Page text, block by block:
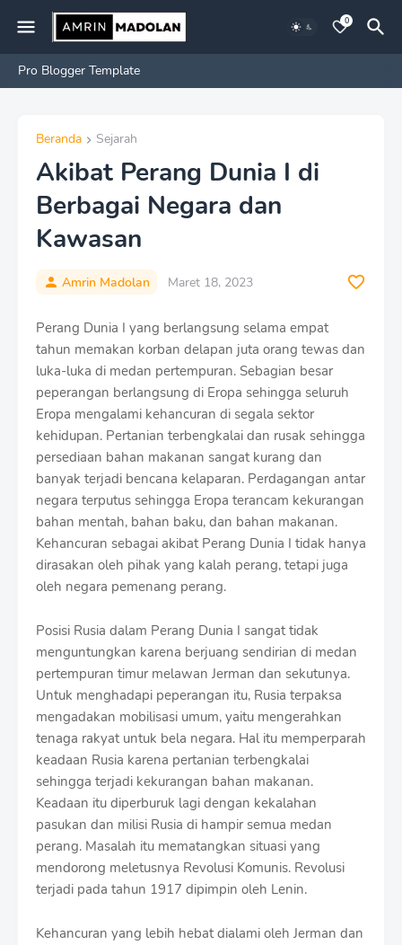
0
Pro Blogger Template
Beranda Sejarah
Akibat Perang Dunia I di
Berbagai Negara dan
Kawasan
Amrin Madolan Maret 18, 2023
Perang Dunia I yang berlangsung selama empat
tahun memakan korban delapan juta orang tewas dan
luka-luka di medan pertempuran. Sebagian besar
peperangan berlangsung di Eropa sehingga seluruh
Eropa mengalami kehancuran di segala sektor
kehidupan. Pertanian terbengkalai dan rusak sehingga
persediaan bahan makanan sangat kurang dan
banyak terjadi bencana kelaparan. Perdagangan antar
negara terputus sehingga Eropa terancam kekurangan
bahan mentah, bahan baku, dan bahan makanan.
Kehancuran sebagai akibat Perang Dunia I tidak hanya
dirasakan oleh pihak yang kalah perang, tetapi juga
oleh negara pemenang perang.
Posisi Rusia dalam Perang Dunia I sangat tidak
menguntungkan karena berjuang sendirian di medan
pertempuran timur melawan Jerman dan sekutunya.
Untuk menghadapi peperangan itu, Rusia terpaksa
mengadakan mobilisasi umum, yaitu mengerahkan
tenaga rakyat untuk bela negara. Hal itu memperparah
keadaan Rusia karena pertanian terbengkalai
sehingga terjadi kekurangan bahan makanan.
Keadaan itu diperburuk lagi dengan kekalahan
pasukan dan milisi Rusia di hampir semua medan
perang. Masalah itu mematangkan situasi yang
mendorong meletusnya Revolusi Komunis. Revolusi
terjadi pada tahun 1917 dipimpin oleh Lenin.
Kehancuran yang lebih hebat dialami oleh Jerman dan